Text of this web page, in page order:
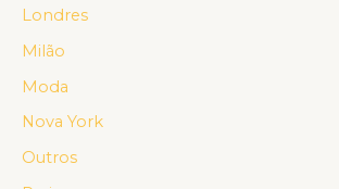
Londres
Milão
Moda
Nova York
Outros